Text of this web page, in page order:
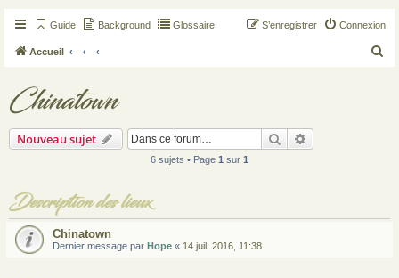
Guide Background Glossaire Connexion
S’enregistrer
Accueil
e
Chinatown
Nouveau sujet Rechercher
6 sujets • Page 1 sur 1
Description des lieux
Chinatown
Dernier message par Hope « 14 juil. 2016, 11:38